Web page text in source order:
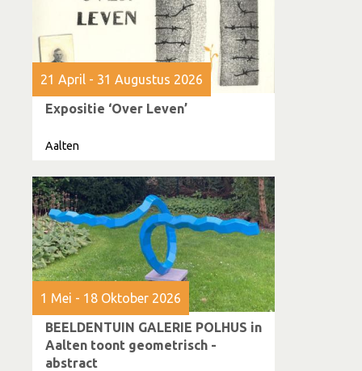
21 April - 31 Augustus 2026
Expositie ‘Over Leven’
Aalten
1 Mei - 18 Oktober 2026
BEELDENTUIN GALERIE POLHUS in
Aalten toont geometrisch -
abstract